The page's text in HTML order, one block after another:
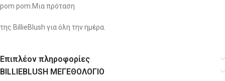
pom pom.Μια πρόταση
της BillieBlush για όλη την ημέρα.
Επιπλέον πληροφορίες
BILLIEBLUSH ΜΕΓΕΘΟΛΟΓΙΟ